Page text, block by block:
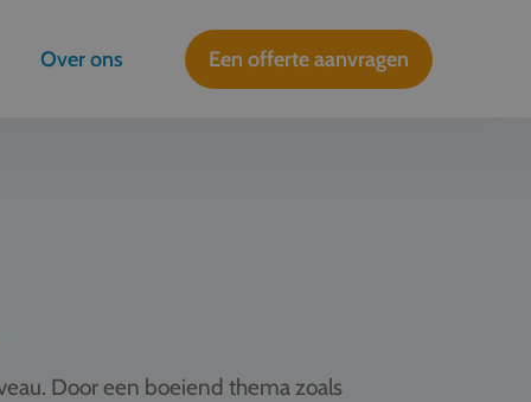
Over ons Een offerte aanvragen
Door een boeiend thema zoals